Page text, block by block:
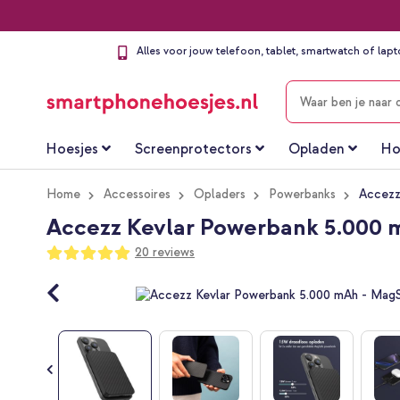
Alles voor jouw telefoon, tablet, smartwatch of
ZOEKEN
Hoesjes Screenprotectors Opladen
Home Accessoires Opladers Powerbanks
Accezz Kevlar Powerbank 5.000
Waardering:
99
100
20 reviews
Ga
naar
einde
de
afbeeldingen-